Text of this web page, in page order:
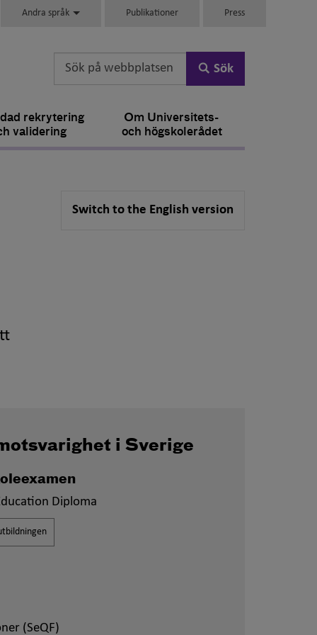
Andra språk Publikationer Press
Sök
rekrytering
validering
Om Universitets-
och högskolerådet
Switch to the English version
i Sverige
Diploma
(SeQF)